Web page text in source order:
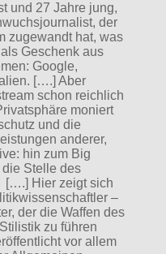
und 27 Jahre jung,
der
zugewandt hat, was
Geschenk aus
Google,
[….] Aber
schon reichlich
moniert
und die
anderer,
hin zum Big
die Stelle des
[….] Hier zeigt sich
–
der die Waffen des
zu führen
vor allem